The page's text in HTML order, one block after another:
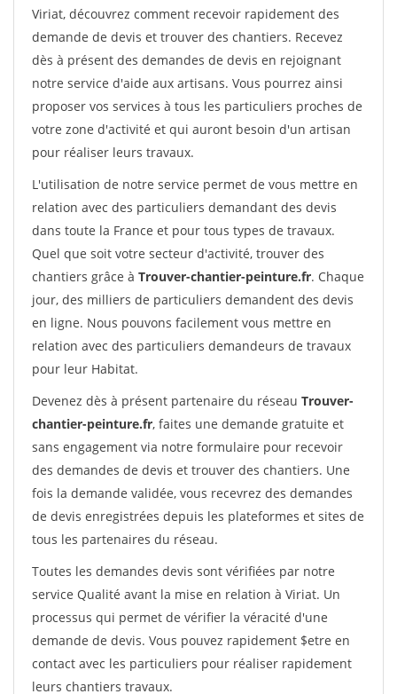
Viriat, découvrez comment recevoir rapidement des
demande de devis et trouver des chantiers. Recevez
dès à présent des demandes de devis en rejoignant
notre service d'aide aux artisans. Vous pourrez ainsi
proposer vos services à tous les particuliers proches de
votre zone d'activité et qui auront besoin d'un artisan
pour réaliser leurs travaux.
L'utilisation de notre service permet de vous mettre en
relation avec des particuliers demandant des devis
dans toute la France et pour tous types de travaux.
Quel que soit votre secteur d'activité, trouver des
chantiers grâce à Trouver-chantier-peinture.fr. Chaque
jour, des milliers de particuliers demandent des devis
en ligne. Nous pouvons facilement vous mettre en
relation avec des particuliers demandeurs de travaux
pour leur Habitat.
Devenez dès à présent partenaire du réseau Trouver-
chantier-peinture.fr, faites une demande gratuite et
sans engagement via notre formulaire pour recevoir
des demandes de devis et trouver des chantiers. Une
fois la demande validée, vous recevrez des demandes
de devis enregistrées depuis les plateformes et sites de
tous les partenaires du réseau.
Toutes les demandes devis sont vérifiées par notre
service Qualité avant la mise en relation à Viriat. Un
processus qui permet de vérifier la véracité d'une
demande de devis. Vous pouvez rapidement $etre en
contact avec les particuliers pour réaliser rapidement
leurs chantiers travaux.